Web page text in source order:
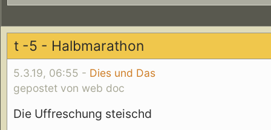
t -5 - Halbmarathon
5.3.19, 06:55 - Dies und Das
gepostet von web doc
Die Uffreschung steischd